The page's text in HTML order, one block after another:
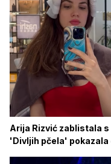
Arija Rizvić zablistala
'Divljih pčela' pokazala